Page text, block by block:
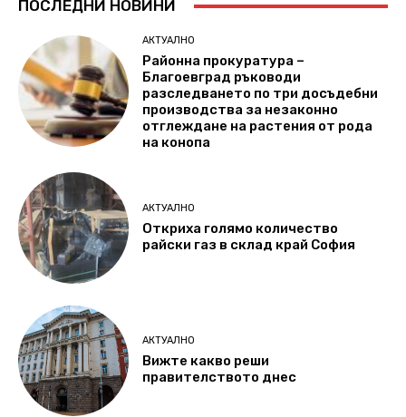
ПОСЛЕДНИ НОВИНИ
АКТУАЛНО
Районна прокуратура –
Благоевград ръководи
разследването по три досъдебни
производства за незаконно
отглеждане на растения от рода
на конопа
АКТУАЛНО
Откриха голямо количество
райски газ в склад край София
АКТУАЛНО
Вижте какво реши
правителството днес